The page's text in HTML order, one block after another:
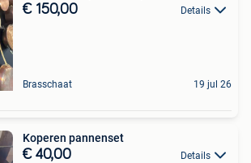
€ 150,00 Details
Brasschaat 19 jul 26
Koperen pannenset
€ 40,00 Details